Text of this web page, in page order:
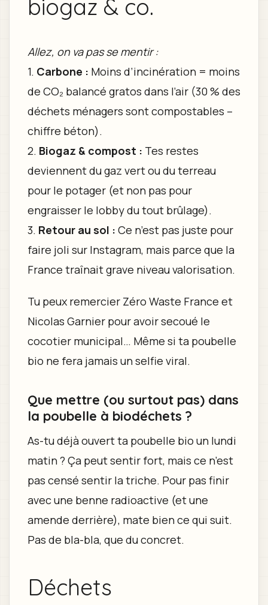
biogaz & co.
Allez, on va pas se mentir :
1. Carbone : Moins d’incinération = moins
de CO₂ balancé gratos dans l’air (30 % des
déchets ménagers sont compostables –
chiffre béton).
2. Biogaz & compost : Tes restes
deviennent du gaz vert ou du terreau
pour le potager (et non pas pour
engraisser le lobby du tout brûlage).
3. Retour au sol : Ce n’est pas juste pour
faire joli sur Instagram, mais parce que la
France traînait grave niveau valorisation.
Tu peux remercier Zéro Waste France et
Nicolas Garnier pour avoir secoué le
cocotier municipal… Même si ta poubelle
bio ne fera jamais un selfie viral.
Que mettre (ou surtout pas) dans
la poubelle à biodéchets ?
As-tu déjà ouvert ta poubelle bio un lundi
matin ? Ça peut sentir fort, mais ce n’est
pas censé sentir la triche. Pour pas finir
avec une benne radioactive (et une
amende derrière), mate bien ce qui suit.
Pas de bla-bla, que du concret.
Déchets